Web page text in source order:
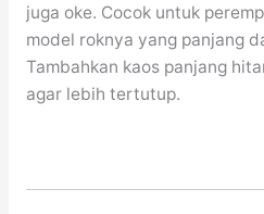
juga oke. Cocok untuk
model roknya yang panjang
Tambahkan kaos panjang
agar lebih tertutup.